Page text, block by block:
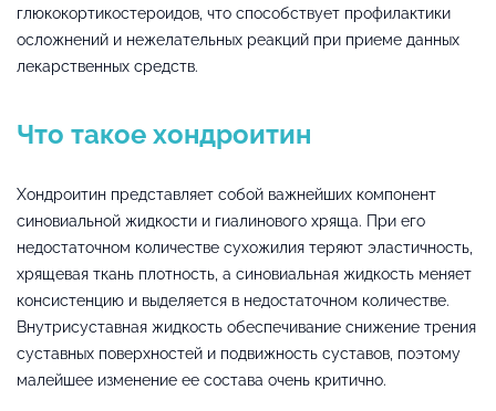
глюкокортикостероидов, что способствует профилактики
осложнений и нежелательных реакций при приеме данных
лекарственных средств.
Что такое хондроитин
Хондроитин представляет собой важнейших компонент
синовиальной жидкости и гиалинового хряща. При его
недостаточном количестве сухожилия теряют эластичность,
хрящевая ткань плотность, а синовиальная жидкость меняет
консистенцию и выделяется в недостаточном количестве.
Внутрисуставная жидкость обеспечивание снижение трения
суставных поверхностей и подвижность суставов, поэтому
малейшее изменение ее состава очень критично.